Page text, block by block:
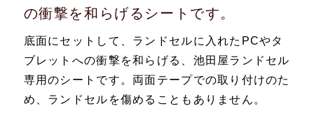
の衝撃を和らげるシートです。
底面にセットして、ランドセルに入れたPCやタ
ブレットへの衝撃を和らげる、池田屋ランドセル
専用のシートです。両面テープでの取り付けのた
め、ランドセルを傷めることもありません。